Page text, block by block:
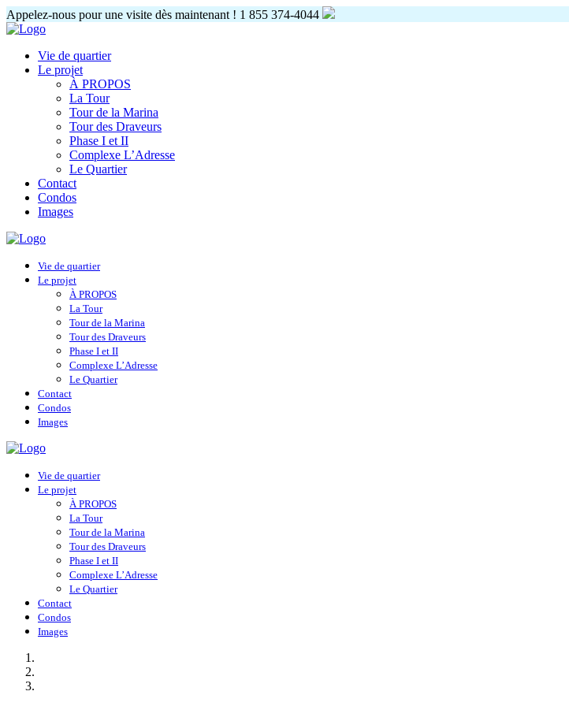
Appelez-nous pour une visite dès maintenant ! 1 855 374-4044
Vie de quartier
Le projet
À PROPOS
La Tour
Tour de la Marina
Tour des Draveurs
Phase I et II
Complexe L’Adresse
Le Quartier
Contact
Condos
Images
Vie de quartier
Le projet
À PROPOS
La Tour
Tour de la Marina
Tour des Draveurs
Phase I et II
Complexe L’Adresse
Le Quartier
Contact
Condos
Images
Vie de quartier
Le projet
À PROPOS
La Tour
Tour de la Marina
Tour des Draveurs
Phase I et II
Complexe L’Adresse
Le Quartier
Contact
Condos
Images